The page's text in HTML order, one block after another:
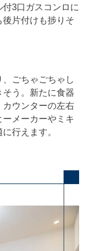
3口ガスコンロに
片付けも捗りそ
ごちゃごちゃし
う。新たに食器
ウンターの左右
メーカーやミキ
行えます。